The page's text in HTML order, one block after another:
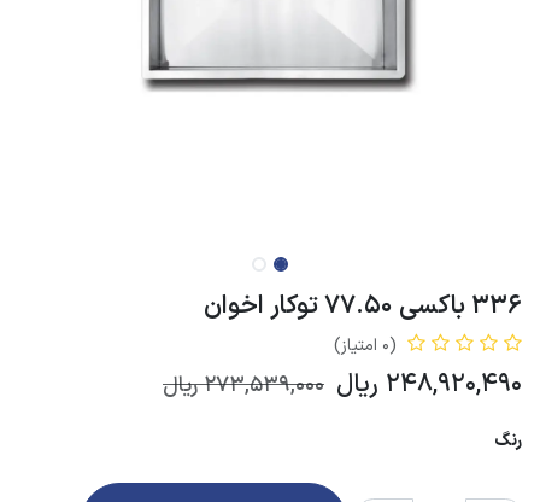
336 باکسی 77.50 توکار اخوان
(0 امتیاز)
248,920,490 ریال 273,539,000ریال
رنگ